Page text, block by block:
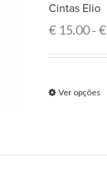
Cintas Elio
€ 15.00–€
Ver opções